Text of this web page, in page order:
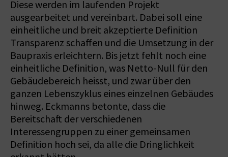
Diese werden im laufenden Projekt
ausgearbeitet und vereinbart. Dabei soll eine
einheitliche und breit akzeptierte Definition
Transparenz schaffen und die Umsetzung in der
Baupraxis erleichtern. Bis jetzt fehlt noch eine
einheitliche Definition, was Netto-Null für den
Gebäudebereich heisst, und zwar über den
ganzen Lebenszyklus eines einzelnen Gebäudes
hinweg. Eckmanns betonte, dass die
Bereitschaft der verschiedenen
Interessengruppen zu einer gemeinsamen
Definition hoch sei, da alle die Dringlichkeit